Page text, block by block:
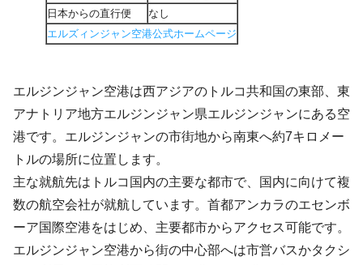
日本からの直行便
なし
エルズィンジャン空港公式ホームページ
エルジンジャン空港は西アジアのトルコ共和国の東部、東
アナトリア地方エルジンジャン県エルジンジャンにある空
港です。エルジンジャンの市街地から南東へ約7キロメー
トルの場所に位置します。
主な就航先はトルコ国内の主要な都市で、国内に向けて複
数の航空会社が就航しています。首都アンカラのエセンボ
ーア国際空港をはじめ、主要都市からアクセス可能です。
エルジンジャン空港から街の中心部へは市営バスかタクシ